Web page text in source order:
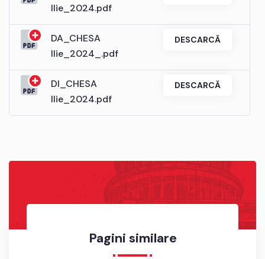
Pagini similare
Ilie_2024.pdf
DA_CHESA
Ilie_2024_.pdf
DESCARCĂ
DI_CHESA
Ilie_2024.pdf
DESCARCĂ